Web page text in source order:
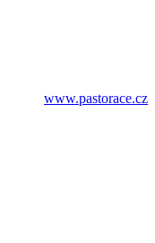
www.pastorace.cz